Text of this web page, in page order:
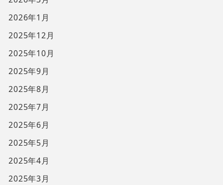
2026年1月
2025年12月
2025年10月
2025年9月
2025年8月
2025年7月
2025年6月
2025年5月
2025年4月
2025年3月